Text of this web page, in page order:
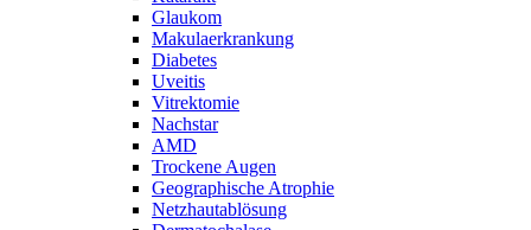
Glaukom
Makulaerkrankung
Diabetes
Uveitis
Vitrektomie
Nachstar
AMD
Trockene Augen
Geographische Atrophie
Netzhautablösung